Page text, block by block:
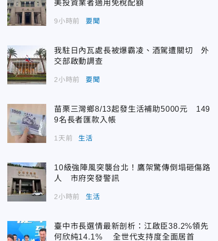
美投資業者適用免稅配額
9小時前 要聞
我駐日內瓦處長被爆霸凌、酒駕遭關切 外
交部啟動調查
2小時前 要聞
苗栗三灣鄉8/13起發生活補助5000元 149
9名長者匯款入帳
1天前 生活
10級強陣風突襲台北！鷹架驚傳倒塌砸傷路
人 市府突發警訊
2小時前 生活
臺中市長選情最新剖析：江啟臣38.2%領先
何欣純14.1% 全世代支持度全面居首